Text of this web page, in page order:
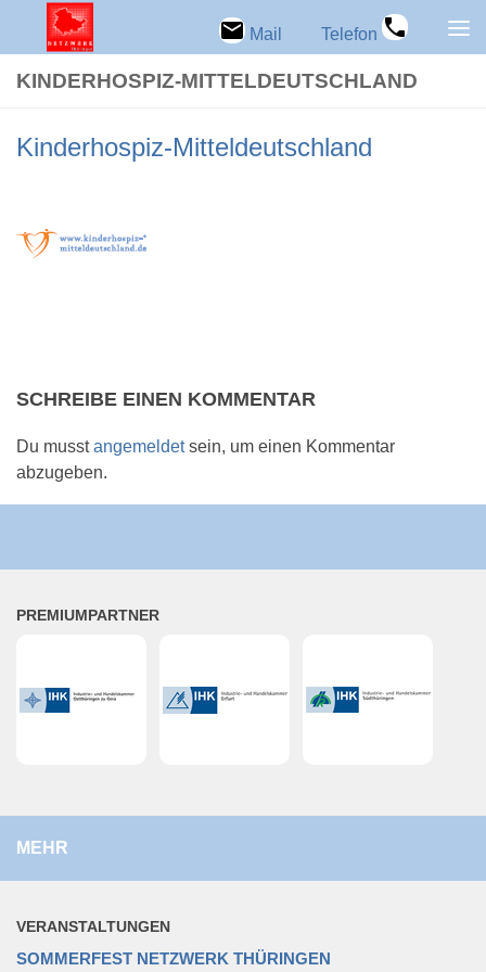
Zum Inhalt springen Mail Telefon
KIN­DER­HOS­PIZ-MIT­TEL­DEUTSCH­LAND
Kin­der­hos­piz-Mit­tel­deutsch­land
SCHREIBE EINEN KOMMENTAR
Du musstangemeldetsein, um einen Kommentar
abzugeben.
PRE­MI­UM­PART­NER
MEHR
VER­AN­STAL­TUN­GEN
SOMMERFEST NETZWERK THÜRINGEN